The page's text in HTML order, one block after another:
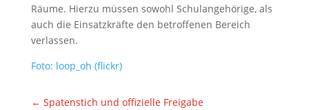
Räume. Hierzu müssen sowohl Schulangehörige, als
auch die Einsatzkräfte den betroffenen Bereich
verlassen.
Foto: loop_oh (flickr)
← Spatenstich und offizielle Freigabe